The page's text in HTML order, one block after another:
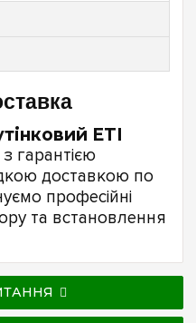
ETI
гарантією
доставкою по
професійні
та встановлення